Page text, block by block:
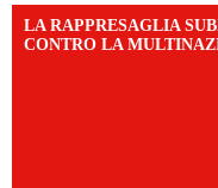
LA RAPPRESAGLIA
CONTRO LA